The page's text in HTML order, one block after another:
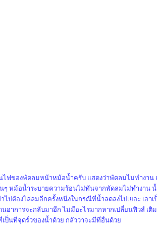
ฟของพัดลมหน้าหม้อน้ำครับ แสดงว่าพัดลมไม่ทำงาน
นๆ หม้อน้ำระบายความร้อนไม่ทันจากพัดลมไม่ทำงา
ต้องไล่ลมอีกครั้งหนึ่งในกรณีที่น้ำลดลงไปเยอะ เอาเ
าการจะกลับมาอีก ไม่มีอะไรมากหากเปลี่ยนฟิวส์ เ
ป็นที่จุดรั่วของน้ำด้วย กลัวว่าจะมีที่อื่นด้วย